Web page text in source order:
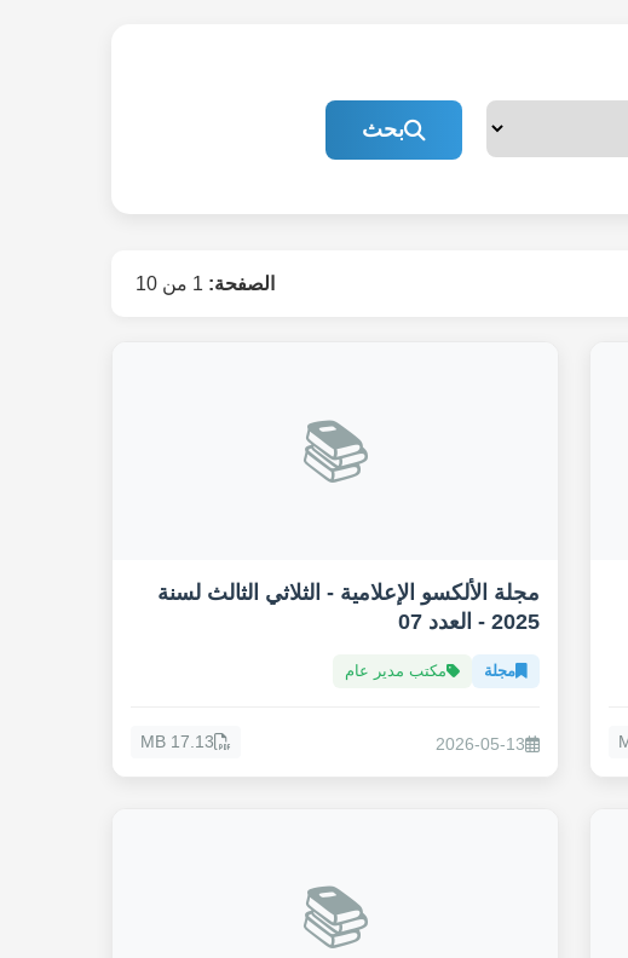
بحث
الصفحة:
📚
مجلة الألكسو الإعلامية - الثلاثي الثالث لسنة
2025 - العدد 07
مجلة مكتب مدير عام
2026-05-13
17.13 MB
📚